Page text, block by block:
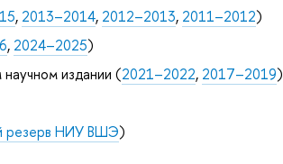
, 2013–2014, 2012–2013, 2011–2012)
, 2024–2025)
издании (2021–2022, 2017–2019)
резерв НИУ ВШЭ)